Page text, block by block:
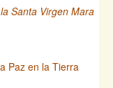
Santa Virgen Mara
Paz en la Tierra